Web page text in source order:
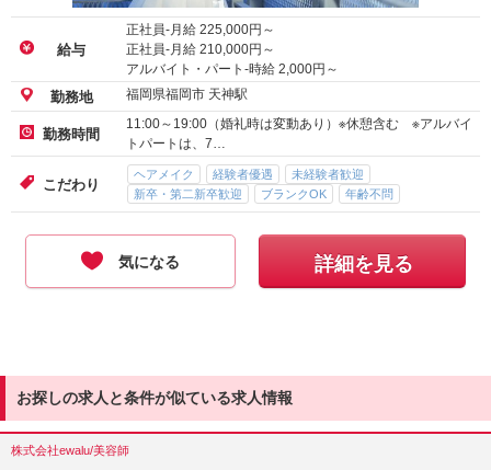
給与
正社員-月給 225,000円～
正社員-月給 210,000円～
アルバイト・パート-時給 2,000円～
勤務地 福岡県福岡市 天神駅
勤務時間
11:00～19:00（婚礼時は変動あり）※休憩含む ※アルバイ
トパートは、7…
こだわり
ヘアメイク 経験者優遇
未経験者歓迎
新卒・第二新卒歓迎
ブランクOK 年齢不問
気になる 詳細を見る
お探しの求人と条件が似ている求人情報
株式会社ewalu/美容師